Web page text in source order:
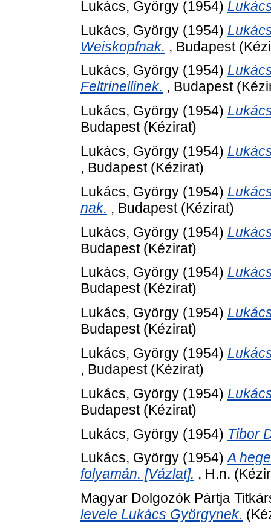
Lukács, György (1954)
Lukács, György (1954)
Weiskopfnak. , Budapest
Lukács, György (1954)
Feltrinellinek. , Budapest
Lukács, György (1954)
Budapest (Kézirat)
Lukács, György (1954)
, Budapest (Kézirat)
Lukács, György (1954)
nak. , Budapest (Kézirat)
Lukács, György (1954)
Budapest (Kézirat)
Lukács, György (1954)
Budapest (Kézirat)
Lukács, György (1954)
Budapest (Kézirat)
Lukács, György (1954)
, Budapest (Kézirat)
Lukács, György (1954)
Budapest (Kézirat)
Lukács, György (1954) Tibor
Lukács, György (1954)A
folyamán. [Vázlat]. , H.n.
Magyar Dolgozók Pártja
levele Lukács Györgynek.